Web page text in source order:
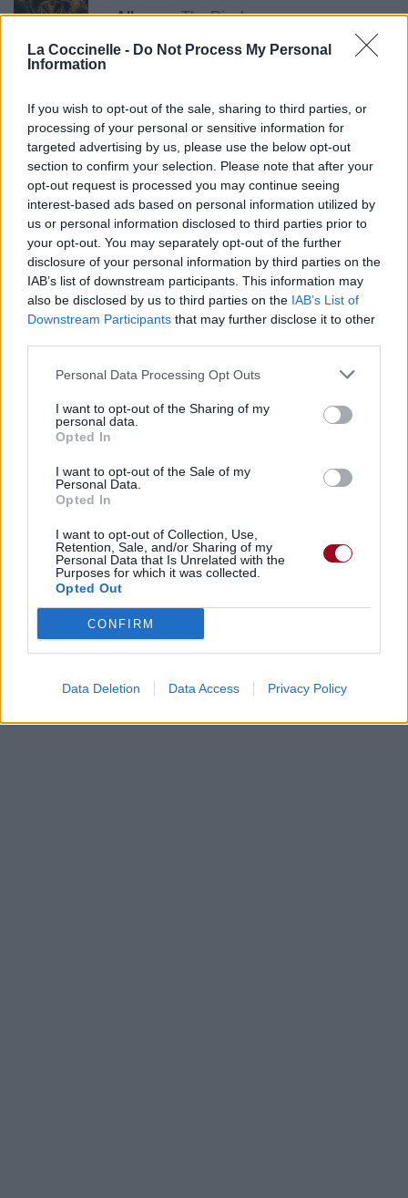
La Coccinelle - Do Not Process My Personal
Information
If you wish to opt-out of the sale, sharing to third parties, or
processing of your personal or sensitive information for
targeted advertising by us, please use the below opt-out
section to confirm your selection. Please note that after your
opt-out request is processed you may continue seeing
interest-based ads based on personal information utilized by
us or personal information disclosed to third parties prior to
your opt-out. You may separately opt-out of the further
disclosure of your personal information by third parties on the
IAB’s list of downstream participants. This information may
also be disclosed by us to third parties on the IAB’s List of
Downstream Participants that may further disclose it to other
Personal Data Processing Opt Outs
I want to opt-out of the Sharing of my
personal data.
Opted In
I want to opt-out of the Sale of my
Personal Data.
Opted In
I want to opt-out of Collection, Use,
Retention, Sale, and/or Sharing of my
Personal Data that Is Unrelated with the
Purposes for which it was collected.
Opted Out
CONFIRM
Data Deletion Data Access Privacy Policy
Albums : The Rivalry
Paroles + Traduction Téléchargement
Vidéos
Commentaires
Pour prolonger le plaisir musical :
Vous aimez chanter, apprenez la guitare chez
Télécharger légalement les MP3 sur
Télécharger légalement les MP3 ou trouver le CD sur
Trouver des vinyles et des CD sur
Paroles + Traduction
Commentaires
Paroles + Traduction Téléchargement
Commentaires
power metal